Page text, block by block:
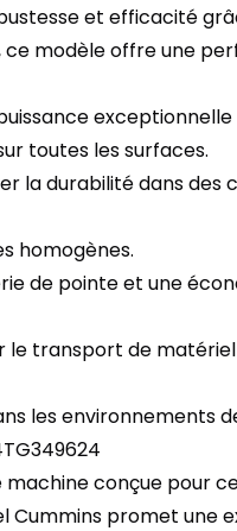
et efficacité
ce modèle offre une
toutes les surfaces.
la durabilité dans des
homogènes.
de pointe et une
le transport de
les environnements
machine conçue pour
Cummins promet une